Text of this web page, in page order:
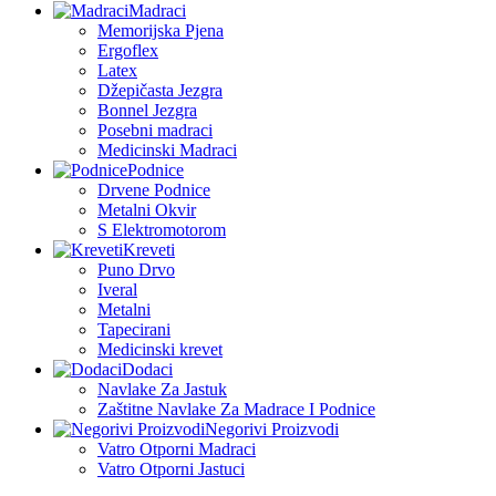
Madraci
Memorijska Pjena
Ergoflex
Latex
Džepičasta Jezgra
Bonnel Jezgra
Posebni madraci
Medicinski Madraci
Podnice
Drvene Podnice
Metalni Okvir
S Elektromotorom
Kreveti
Puno Drvo
Iveral
Metalni
Tapecirani
Medicinski krevet
Dodaci
Navlake Za Jastuk
Zaštitne Navlake Za Madrace I Podnice
Negorivi Proizvodi
Vatro Otporni Madraci
Vatro Otporni Jastuci